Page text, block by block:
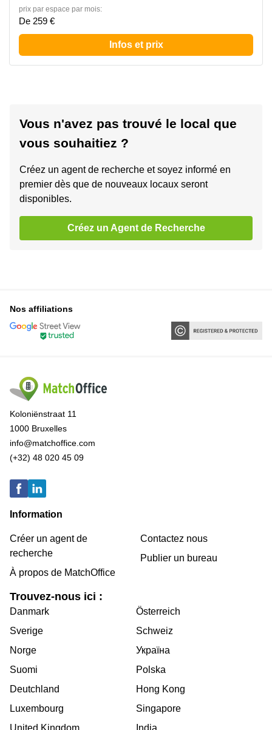
prix par espace par mois:
De 259 €
Infos et prix
Vous n'avez pas trouvé le local que
vous souhaitiez ?
Créez un agent de recherche et soyez informé en
premier dès que de nouveaux locaux seront
disponibles.
Créez un Agent de Recherche
Nos affiliations
Koloniënstraat 11
1000 Bruxelles
info@matchoffice.com
(+32) 48 020 45 09
Information
Créer un agent de
recherche
À propos de MatchOffice
Contactez nous
Publier un bureau
Trouvez-nous ici :
Danmark
Sverige
Norge
Suomi
Deutchland
Luxembourg
Österreich
Schweiz
Україна
Polska
Hong Kong
Singapore